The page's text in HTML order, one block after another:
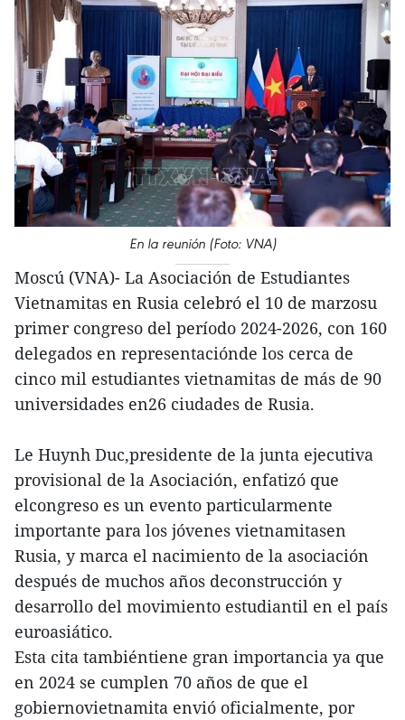
En la reunión (Foto: VNA)
Moscú (VNA)- La Asociación de Estudiantes
Vietnamitas en Rusia celebró el 10 de marzosu
primer congreso del período 2024-2026, con 160
delegados en representaciónde los cerca de
cinco mil estudiantes vietnamitas de más de 90
universidades en26 ciudades de Rusia.
Le Huynh Duc,presidente de la junta ejecutiva
provisional de la Asociación, enfatizó que
elcongreso es un evento particularmente
importante para los jóvenes vietnamitasen
Rusia, y marca el nacimiento de la asociación
después de muchos años deconstrucción y
desarrollo del movimiento estudiantil en el país
euroasiático.
Esta cita tambiéntiene gran importancia ya que
en 2024 se cumplen 70 años de que el
gobiernovietnamita envió oficialmente, por